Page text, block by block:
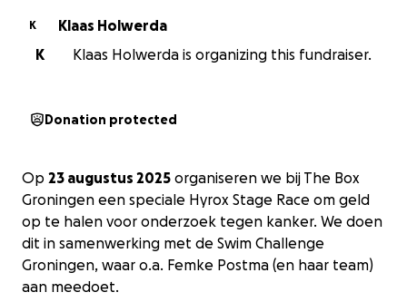
K
Klaas Holwerda
K
Klaas Holwerda is organizing this fundraiser.
Donation protected
Op 23 augustus 2025 organiseren we bij The Box
Groningen een speciale Hyrox Stage Race om geld
op te halen voor onderzoek tegen kanker. We doen
dit in samenwerking met de Swim Challenge
Groningen, waar o.a. Femke Postma (en haar team)
aan meedoet.